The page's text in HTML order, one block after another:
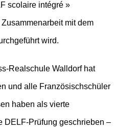
scolaire intégré »
mit dem
wird.
Realschule Walldorf hat
und alle Französischschüler
haben als vierte
DELF-Prüfung geschrieben –